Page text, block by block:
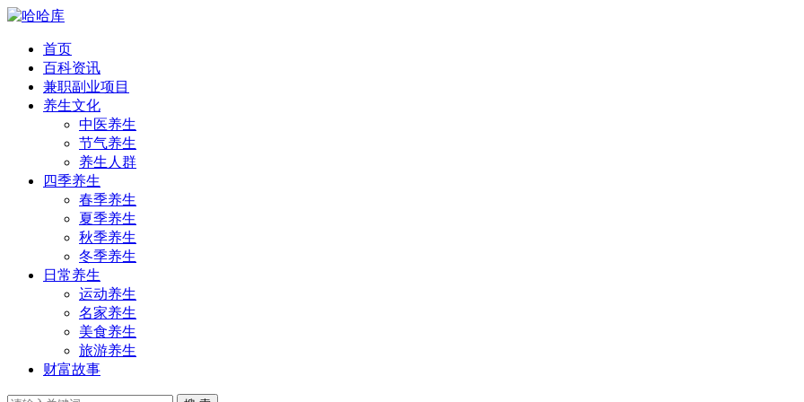
首页
百科资讯
兼职副业项目
养生文化
中医养生
节气养生
养生人群
四季养生
春季养生
夏季养生
秋季养生
冬季养生
日常养生
运动养生
名家养生
美食养生
旅游养生
财富故事